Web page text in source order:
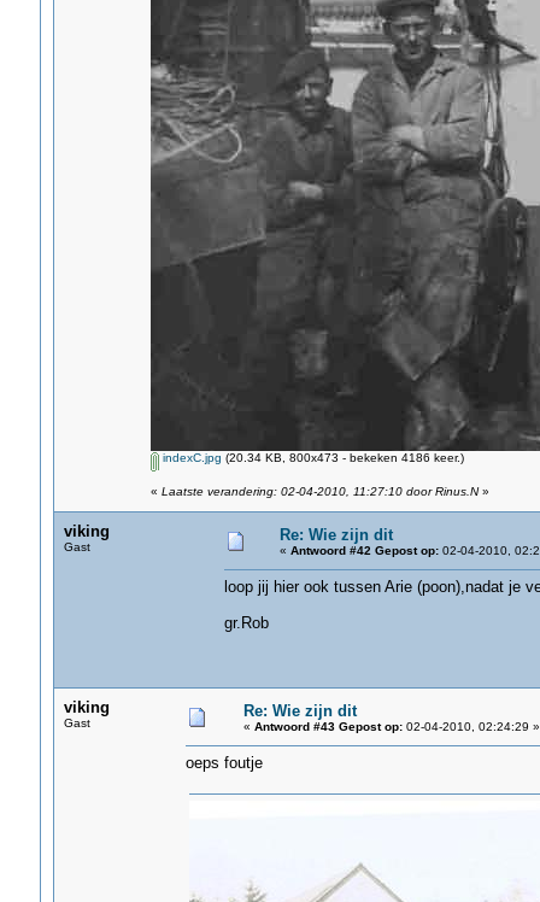
indexC.jpg (20.34 KB, 800x473 - bekeken 4186 keer.)
« Laatste verandering: 02-04-2010, 11:27:10 door Rinus.N»
viking
Gast
Re: Wie zijn dit
« Antwoord #42 Gepost op:02-04-2010,
loop jij hier ook tussen Arie (poon),nadat je
gr.Rob
viking
Gast
Re: Wie zijn dit
« Antwoord #43 Gepost op:02-04-2010, 02:24:29 »
oeps foutje